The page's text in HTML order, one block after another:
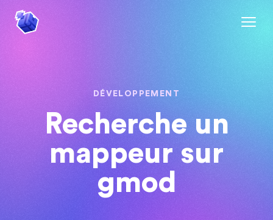
DÉVELOPPEMENT
Recherche un
mappeur sur
gmod